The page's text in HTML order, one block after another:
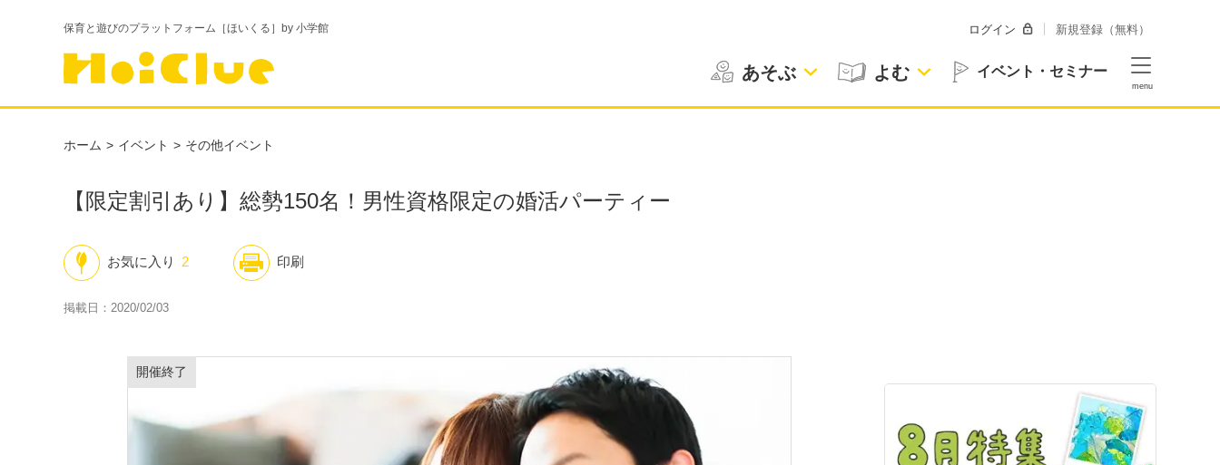
保育と遊びのプラットフォーム［ほいくる］by 小学館
あそぶ よむ イベント・セミナー
ログイン 新規登録（無料）
ホーム イベント その他イベント
【限定割引あり】総勢150名！男性資格限定の婚活パーティー
お気に入り 2 印刷
掲載日：2020/02/03
開催終了